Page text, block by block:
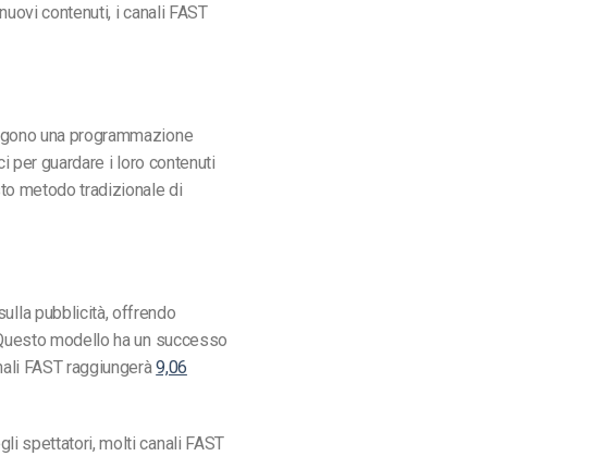
contenuti, i canali FAST
una programmazione
per guardare i loro contenuti
metodo tradizionale di
pubblicità, offrendo
modello ha un successo
FAST raggiungerà9,06
spettatori, molti canali FAST